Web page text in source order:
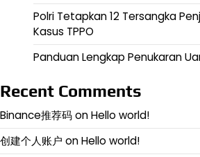
Polri Tetapkan 12 Tersangka
Kasus TPPO
Panduan Lengkap Penukaran
Recent Comments
Binance推荐码onHello world!
创建个人账户 onHello world!